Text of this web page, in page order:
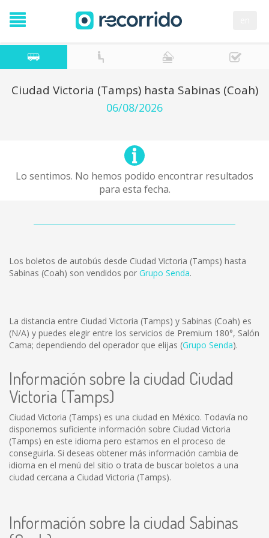
Ciudad Victoria (Tamps) hasta Sabinas (Coah)
06/08/2026
Lo sentimos. No hemos podido encontrar resultados
para esta fecha.
Los boletos de autobús desde Ciudad Victoria (Tamps) hasta
Sabinas (Coah) son vendidos por Grupo Senda.
La distancia entre Ciudad Victoria (Tamps) y Sabinas (Coah) es
(N/A) y puedes elegir entre los servicios de Premium 180°, Salón
Cama; dependiendo del operador que elijas (Grupo Senda).
Información sobre la ciudad Ciudad
Victoria (Tamps)
Ciudad Victoria (Tamps) es una ciudad en México. Todavía no
disponemos suficiente información sobre Ciudad Victoria
(Tamps) en este idioma pero estamos en el proceso de
conseguirla. Si deseas obtener más información cambia de
idioma en el menú del sitio o trata de buscar boletos a una
ciudad cercana a Ciudad Victoria (Tamps).
Información sobre la ciudad Sabinas